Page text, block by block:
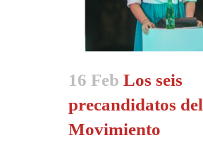
16 Feb Los seis
precandidatos del
Movimiento